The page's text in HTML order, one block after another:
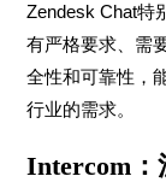
Zendesk Chat特
有严格要求、需
全性和可靠性，
行业的需求。
Intercom：